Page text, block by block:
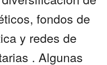
fondos de
y redes de
. Algunas